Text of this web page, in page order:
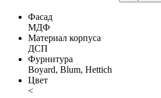
Фасад
МДФ
Материал корпуса
ДСП
Фурнитура
Boyard, Blum, Hettich
Цвет
<